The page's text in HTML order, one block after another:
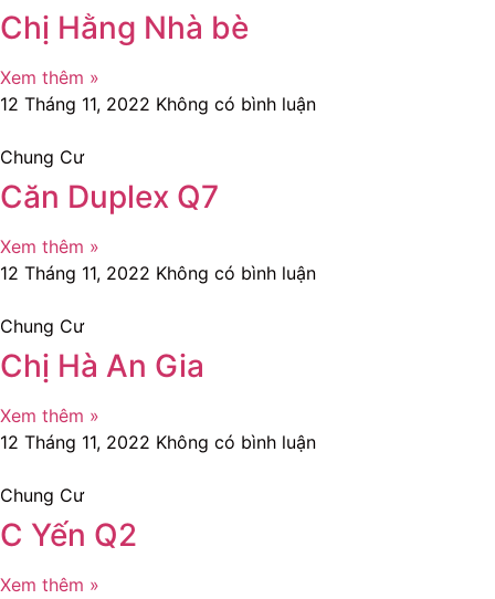
Chị Hằng Nhà bè
Xem thêm »
12 Tháng 11, 2022 Không có bình luận
Chung Cư
Căn Duplex Q7
Xem thêm »
12 Tháng 11, 2022 Không có bình luận
Chung Cư
Chị Hà An Gia
Xem thêm »
12 Tháng 11, 2022 Không có bình luận
Chung Cư
C Yến Q2
Xem thêm »